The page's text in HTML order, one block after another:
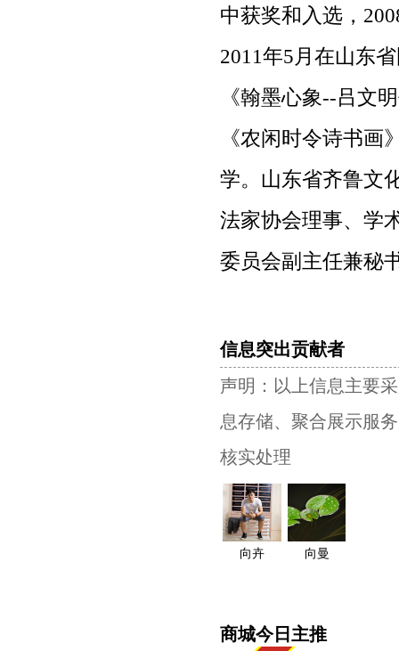
中获奖和入选，
2011年5月在山东
《翰墨心象--吕文
《农闲时令诗书画
学。山东省齐鲁文
法家协会理事、学
委员会副主任兼秘
家
吕
文
明
术
家
联
系
话
信息突出贡献者
声明：以上信息主要
息存储、聚合展示服
核实处理
向卉 向曼
商城今日主推